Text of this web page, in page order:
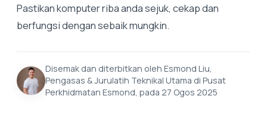
Pastikan komputer riba anda sejuk, cekap dan
berfungsi dengan sebaik mungkin.
Disemak dan diterbitkan oleh Esmond Liu,
Pengasas & Jurulatih Teknikal Utama di Pusat
Perkhidmatan Esmond, pada 27 Ogos 2025